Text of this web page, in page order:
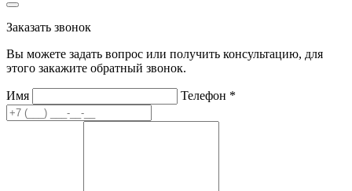
Заказать звонок
Вы можете задать вопрос или получить консультацию, для
этого закажите обратный звонок.
Имя Телефон *